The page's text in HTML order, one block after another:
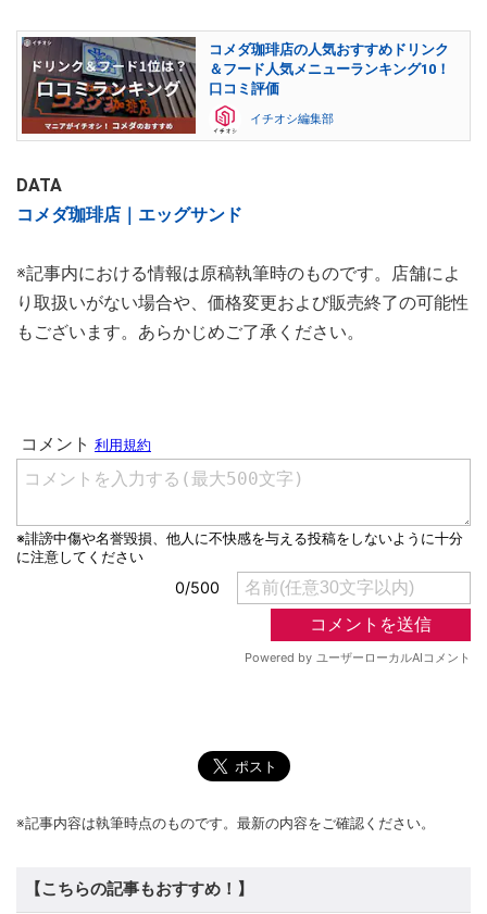
コメダ珈琲店の人気おすすめドリンク
＆フード人気メニューランキング10！
口コミ評価
イチオシ編集部
DATA
コメダ珈琲店｜エッグサンド
※記事内における情報は原稿執筆時のものです。店舗によ
り取扱いがない場合や、価格変更および販売終了の可能性
もございます。あらかじめご了承ください。
※記事内容は執筆時点のものです。最新の内容をご確認ください。
【こちらの記事もおすすめ！】